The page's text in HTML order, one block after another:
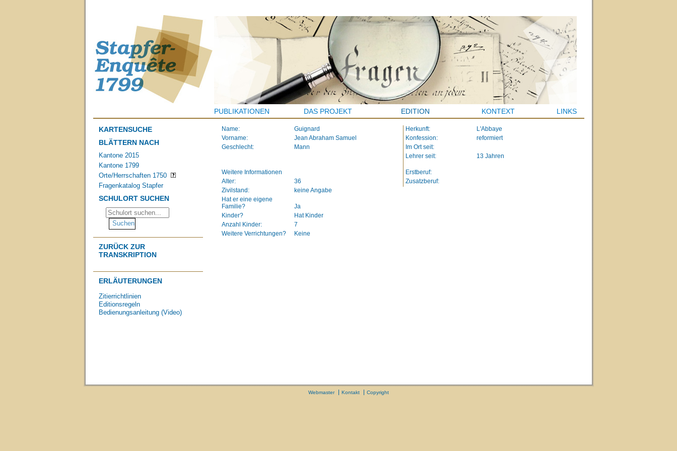
PUBLIKATIONEN DAS PROJEKT EDITION KONTEXT LINKS
KARTENSUCHE
BLÄTTERN NACH
Kantone 2015
Kantone 1799
Orte/Herrschaften 1750
Fragenkatalog Stapfer
SCHULORT SUCHEN
ZURÜCK ZUR
TRANSKRIPTION
ERLÄUTERUNGEN
Zitierrichtlinien
Editionsregeln
Bedienungsanleitung (Video)
Name:
Guignard
Vorname:
Jean Abraham Samuel
Geschlecht:
Mann
Herkunft:
L'Abbaye
Konfession:
reformiert
Im Ort seit:
Lehrer seit:
13 Jahren
Weitere Informationen
Alter:
36
Zivilstand:
keine Angabe
Hat er eine eigene
Familie?
Ja
Kinder?
Hat Kinder
Anzahl Kinder:
7
Weitere Verrichtungen?
Keine
Erstberuf:
Zusatzberuf:
Webmaster Kontakt Copyright